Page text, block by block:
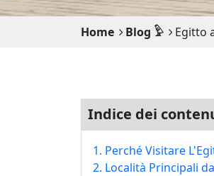
Home Blog 𓅱 Egitto
Indice dei
1. Perché Visitare
2. Località Principali